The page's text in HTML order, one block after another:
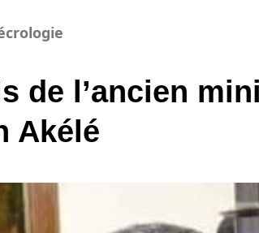
de l’ancien
Akélé